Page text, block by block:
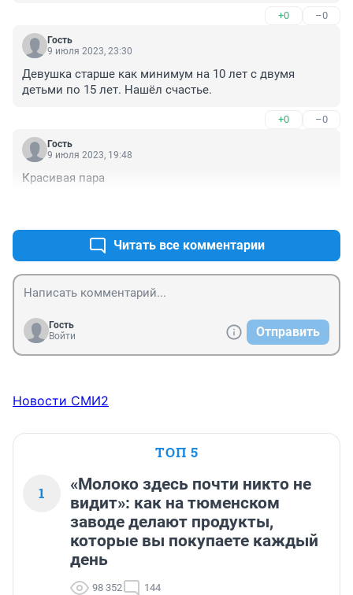
+0 –0
Гость
9 июля 2023, 23:30
Девушка старше как минимум на 10 лет с двумя
детьми по 15 лет. Нашёл счастье.
+0 –0
Гость
9 июля 2023, 19:48
Красивая пара
Читать все комментарии
Гость
Войти
Отправить
Новости СМИ2
ТОП 5
1
«Молоко здесь почти никто не
видит»: как на тюменском
заводе делают продукты,
которые вы покупаете каждый
день
98 352 144